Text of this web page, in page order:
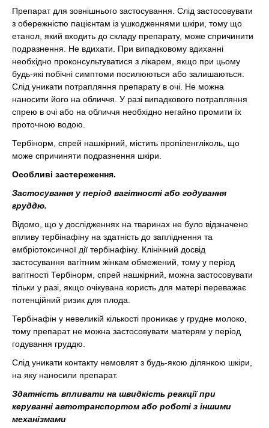
Препарат для зовнішнього застосування. Слід застосовувати
з обережністю пацієнтам із ушкодженнями шкіри, тому що
етанол, який входить до складу препарату, може спричинити
подразнення. Не вдихати. При випадковому вдиханні
необхідно проконсультуватися з лікарем, якщо при цьому
будь-які побічні симптоми посилюються або залишаються.
Слід уникати потрапляння препарату в очі. Не можна
наносити його на обличчя. У разі випадкового потрапляння
спрею в очі або на обличчя необхідно негайно промити їх
проточною водою.
Тербінорм, спрей нашкірний, містить пропіленгліколь, що
може спричиняти подразнення шкіри.
Особливі застереження.
Застосування у період вагітності або годування
груддю.
Відомо, що у дослідженнях на тваринах не було відзначено
впливу тербінафіну на здатність до запліднення та
ембріотоксичної дії тербінафіну. Клінічний досвід
застосування вагітним жінкам обмежений, тому у період
вагітності Тербінорм, спрей нашкірний, можна застосовувати
тільки у разі, якщо очікувана користь для матері переважає
потенційний ризик для плода.
Тербінафін у невеликій кількості проникає у грудне молоко,
тому препарат не можна застосовувати матерям у період
годування груддю.
Слід уникати контакту немовлят з будь-якою ділянкою шкіри,
на яку наносили препарат.
Здатність впливати на швидкість реакції при
керуванні автотранспортом або роботі з іншими
механізмами